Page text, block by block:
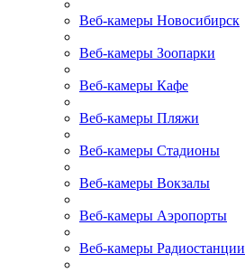
Веб-камеры Новосибирск
Веб-камеры Зоопарки
Веб-камеры Кафе
Веб-камеры Пляжи
Веб-камеры Стадионы
Веб-камеры Вокзалы
Веб-камеры Аэропорты
Веб-камеры Радиостанции